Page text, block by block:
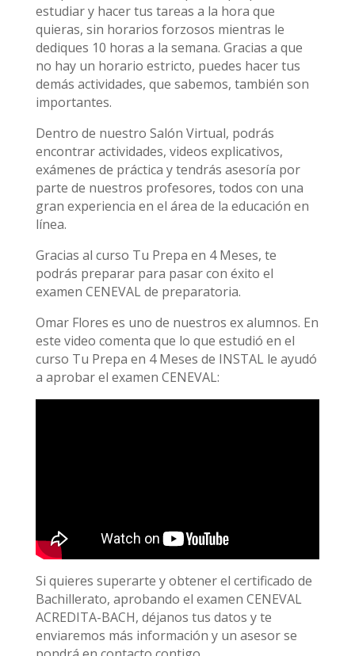
estudiar y hacer tus tareas a la hora que
quieras, sin horarios forzosos mientras le
dediques 10 horas a la semana. Gracias a que
no hay un horario estricto, puedes hacer tus
demás actividades, que sabemos, también son
importantes.
Dentro de nuestro Salón Virtual, podrás
encontrar actividades, videos explicativos,
exámenes de práctica y tendrás asesoría por
parte de nuestros profesores, todos con una
gran experiencia en el área de la educación en
línea.
Gracias al curso Tu Prepa en 4 Meses, te
podrás preparar para pasar con éxito el
examen CENEVAL de preparatoria.
Omar Flores es uno de nuestros ex alumnos. En
este video comenta que lo que estudió en el
curso Tu Prepa en 4 Meses de INSTAL le ayudó
a aprobar el examen CENEVAL:
Si quieres superarte y obtener el certificado de
Bachillerato, aprobando el examen CENEVAL
ACREDITA-BACH, déjanos tus datos y te
enviaremos más información y un asesor se